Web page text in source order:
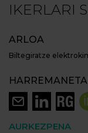
IKERLARI
ARLOA
Biltegiratze
AURKEZPENA